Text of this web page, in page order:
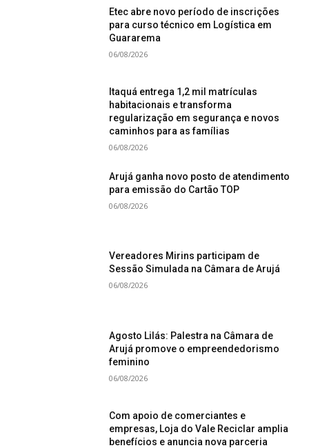
Etec abre novo período de inscrições
para curso técnico em Logística em
Guararema
06/08/2026
Itaquá entrega 1,2 mil matrículas
habitacionais e transforma
regularização em segurança e novos
caminhos para as famílias
06/08/2026
Arujá ganha novo posto de atendimento
para emissão do Cartão TOP
06/08/2026
Vereadores Mirins participam de
Sessão Simulada na Câmara de Arujá
06/08/2026
Agosto Lilás: Palestra na Câmara de
Arujá promove o empreendedorismo
feminino
06/08/2026
Com apoio de comerciantes e
empresas, Loja do Vale Reciclar amplia
benefícios e anuncia nova parceria